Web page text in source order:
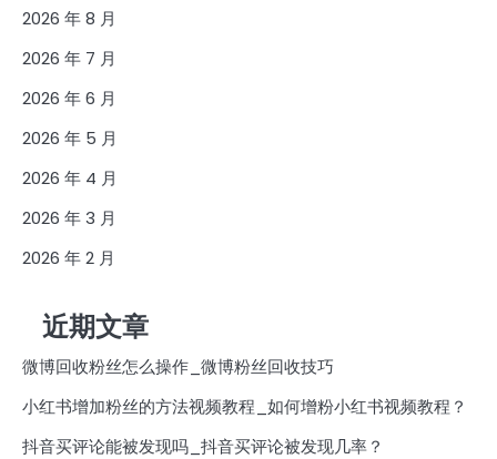
2026 年 8 月
2026 年 7 月
2026 年 6 月
2026 年 5 月
2026 年 4 月
2026 年 3 月
2026 年 2 月
近期文章
微博回收粉丝怎么操作_微博粉丝回收技巧
小红书增加粉丝的方法视频教程_如何增粉小红书视频教程？
抖音买评论能被发现吗_抖音买评论被发现几率？